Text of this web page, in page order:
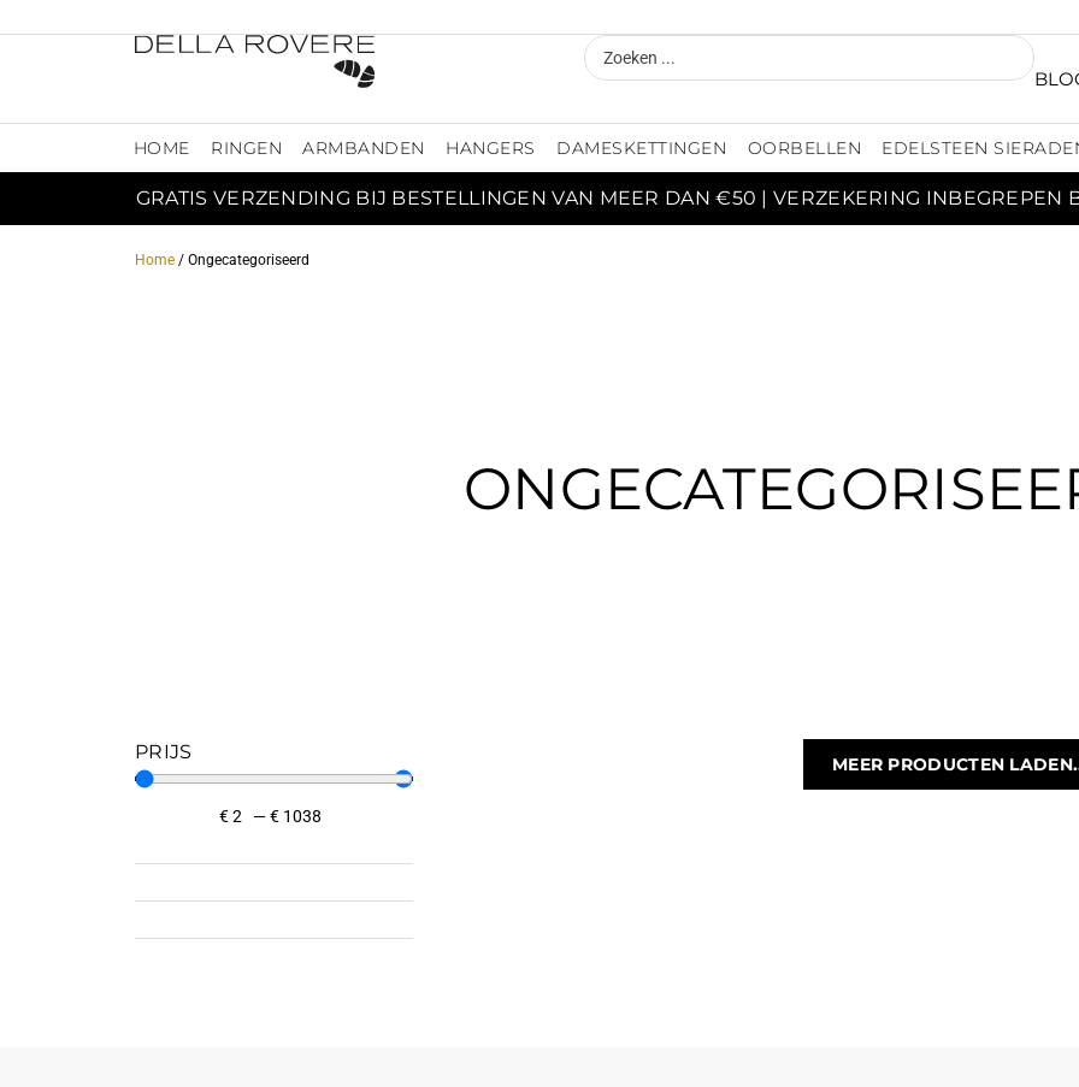
HOME RINGEN ARMBANDEN HANGERS DAMESKETTINGEN OORBELLEN EDELSTEEN
GRATIS VERZENDING BIJ BESTELLINGEN VAN MEER DAN €50 | VERZEKERING
Home / Ongecategoriseerd
PRIJS
€2 —€ 1038
MEER PRODUCTEN